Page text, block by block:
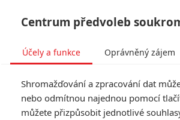
Centrum předvoleb
Účely a funkce Oprávněný zájem
Shromažďování a zpracování dat
nebo odmítnou najednou pomocí
můžete přizpůsobit jednotlivé